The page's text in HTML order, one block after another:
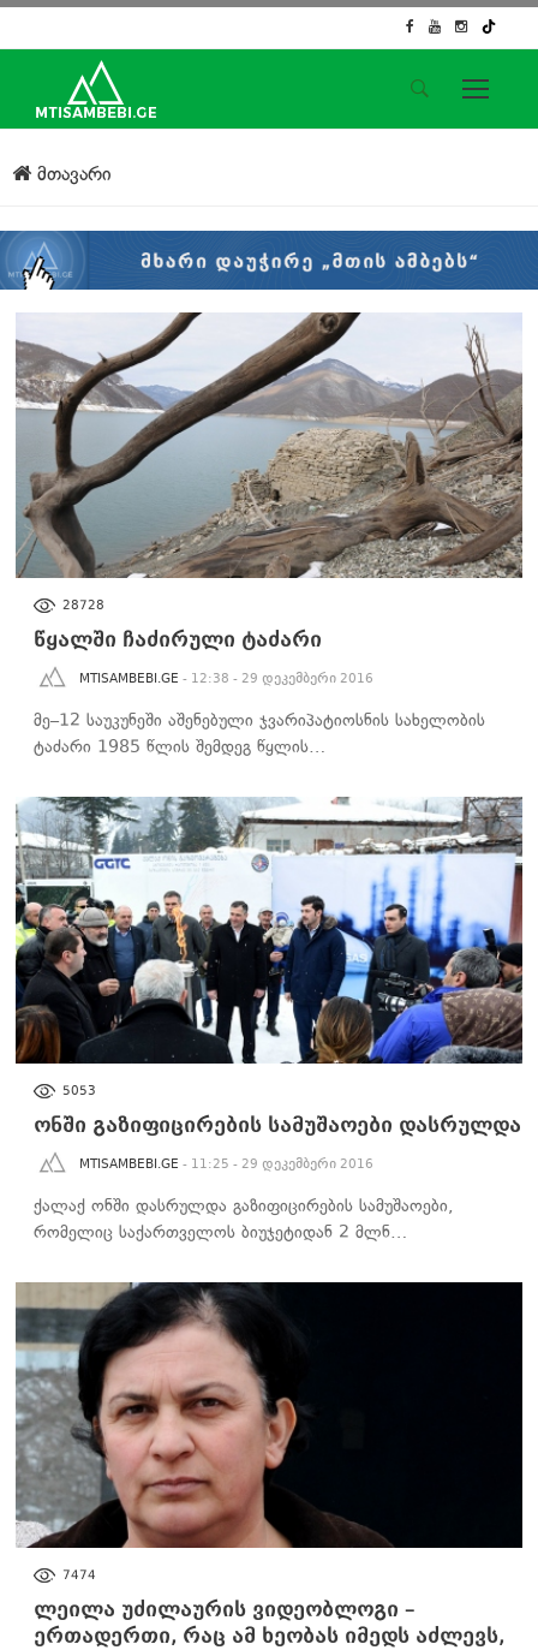
საიტის მენიუ
ქართული საქმე
ჩვენ შესახებ
კონტაქტი
სოციალური ქსელები
მთავარი
28728
წყალში ჩაძირული ტაძარი
MTISAMBEBI.GE - 12:38 - 29 დეკემბერი 2016
მე–12 საუკუნეში აშენებული ჯვარიპატიოსნის სახელობის
ტაძარი 1985 წლის შემდეგ წყლის…
5053
ონში გაზიფიცირების სამუშაოები დასრულდა
MTISAMBEBI.GE - 11:25 - 29 დეკემბერი 2016
ქალაქ ონში დასრულდა გაზიფიცირების სამუშაოები,
რომელიც საქართველოს ბიუჯეტიდან 2 მლნ…
7474
ლეილა უძილაურის ვიდეობლოგი –
ერთადერთი, რაც ამ ხეობას იმედს აძლევს,